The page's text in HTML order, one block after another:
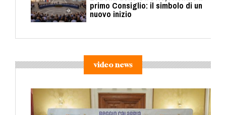
primo Consiglio: il simbolo di un
nuovo inizio
video news